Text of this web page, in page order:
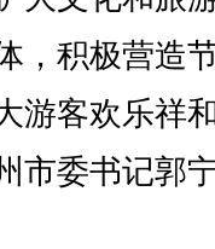
，积极营造
游客欢乐祥
市委书记郭